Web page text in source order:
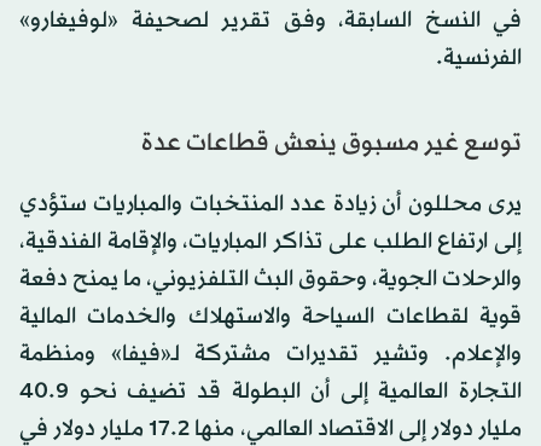
في النسخ السابقة، وفق تقرير لصحيفة «لوفيغارو»
الفرنسية.
توسع غير مسبوق ينعش قطاعات عدة
يرى محللون أن زيادة عدد المنتخبات والمباريات ستؤدي
إلى ارتفاع الطلب على تذاكر المباريات، والإقامة الفندقية،
والرحلات الجوية، وحقوق البث التلفزيوني، ما يمنح دفعة
قوية لقطاعات السياحة والاستهلاك والخدمات المالية
والإعلام. وتشير تقديرات مشتركة لـ«فيفا» ومنظمة
التجارة العالمية إلى أن البطولة قد تضيف نحو 40.9
مليار دولار إلى الاقتصاد العالمي، منها 17.2 مليار دولار في